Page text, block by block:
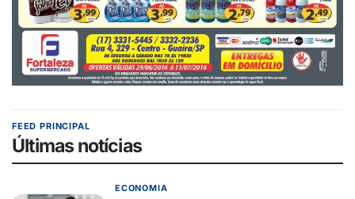
FEED PRINCIPAL
Últimas notícias
ECONOMIA